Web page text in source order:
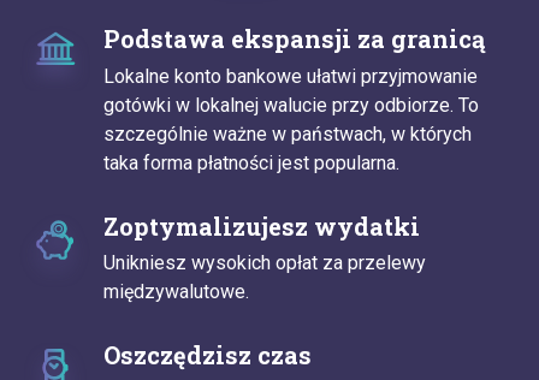
Podstawa ekspansji za granicą
Lokalne konto bankowe ułatwi przyjmowanie
gotówki w lokalnej walucie przy odbiorze. To
szczególnie ważne w państwach, w których
taka forma płatności jest popularna.
Zoptymalizujesz wydatki
Unikniesz wysokich opłat za przelewy
międzywalutowe.
Oszczędzisz czas